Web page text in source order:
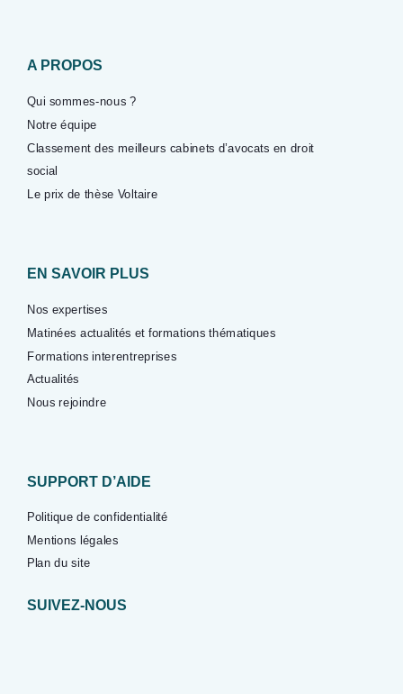
A PROPOS
Qui sommes-nous ?
Notre équipe
Classement des meilleurs cabinets d’avocats en droit
social
Le prix de thèse Voltaire
EN SAVOIR PLUS
Nos expertises
Matinées actualités et formations thématiques
Formations interentreprises
Actualités
Nous rejoindre
SUPPORT D’AIDE
Politique de confidentialité
Mentions légales
Plan du site
SUIVEZ-NOUS